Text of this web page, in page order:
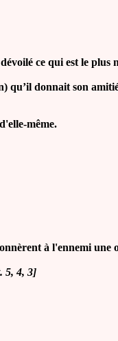
ce qui est le plus
qu’il donnait son
même.
à l'ennemi une
5, 4, 3]